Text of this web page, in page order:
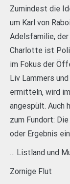
Zumindest die
um Karl von
Adelsfamilie,
Charlotte ist
im Fokus der
Liv Lammers
ermitteln, wird
angespült. Auch
zum Fundort:
oder Ergebnis
… Listland und
Zornige Flut